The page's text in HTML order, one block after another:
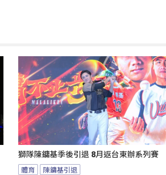
獅隊陳鏞基季後引退 8月返台東辦系列賽
體育 陳鏞基引退